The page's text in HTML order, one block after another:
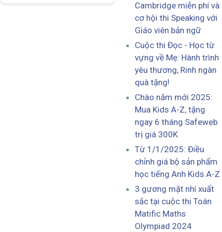
Cambridge miễn phí và
cơ hội thi Speaking với
Giáo viên bản ngữ
Cuộc thi Đọc - Học từ
vựng về Mẹ: Hành trình
yêu thương, Rinh ngàn
quà tặng!
Chào năm mới 2025:
Mua Kids A-Z, tặng
ngay 6 tháng Safeweb
trị giá 300K
Từ 1/1/2025: Điều
chỉnh giá bộ sản phẩm
học tiếng Anh Kids A-Z
3 gương mặt nhí xuất
sắc tại cuộc thi Toán
Matific Maths
Olympiad 2024